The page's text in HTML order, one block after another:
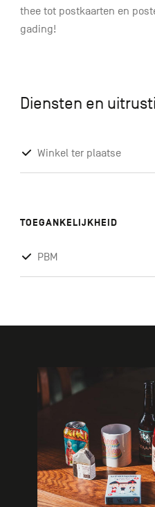
thee tot postkaarten en
gading!
Diensten en
Winkel ter plaatse
TOEGANKELIJKHEID
PBM
Galerie